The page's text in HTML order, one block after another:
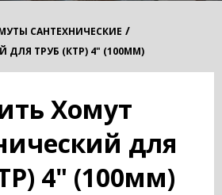
САНТЕХНИЧЕСКИЕ /
ДЛЯ ТРУБ (КТР) 4" (100ММ)
Хомут
для
4" (100мм)